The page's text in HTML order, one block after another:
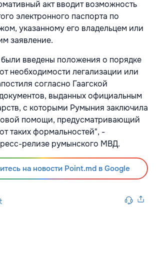
акт вводит возможность
электронного паспорта по
указанному его владельцем или
заявление.
введены положения о порядке
необходимости легализации или
согласно Гаагской
выданных официальным
с которыми Румыния заключила
помощи, предусматривающий
таких формальностей", -
релизе румынского МВД.
на новости Point.md в Google